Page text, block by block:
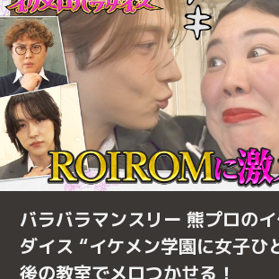
バラバラマンスリー 熊プロの
ダイス “イケメン学園に女子
後の教室でメロつかせる！